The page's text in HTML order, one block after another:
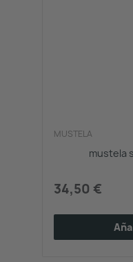
MUSTELA
mustela
34,50 €